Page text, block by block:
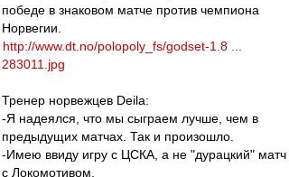
победе в знаковом матче против чемпиона
Норвегии.
http://www.dt.no/polopoly_fs/godset-1.8 ...
283011.jpg
Тренер норвежцев Deila:
-Я надеялся, что мы сыграем лучше, чем в
предыдущих матчах. Так и произошло.
-Имею ввиду игру с ЦСКА, а не "дурацкий" матч
с Локомотивом.